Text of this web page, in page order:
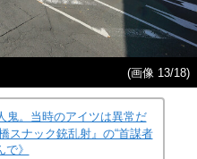
(画像 13/18)
鬼。当時のアイツは異常だ
スナック銃乱射』の“首謀者
》